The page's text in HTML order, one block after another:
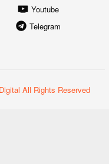
Youtube
Telegram
All Rights Reserved